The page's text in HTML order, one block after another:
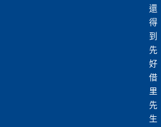
還
得
到
先
好
借
里
先
生